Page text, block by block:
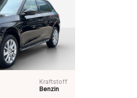
Kraftstoff
Benzin